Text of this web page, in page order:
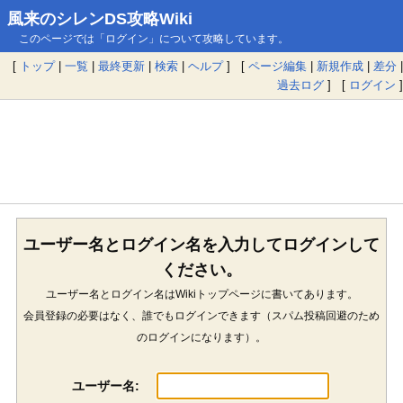
風来のシレンDS攻略Wiki
このページでは「ログイン」について攻略しています。
[ トップ| 一覧 | 最終更新 | 検索 | ヘルプ] [ ページ編集 | 新規作成 | 差分 |
過去ログ ] [ ログイン ]
ユーザー名とログイン名を入力してログインして
ください。
ユーザー名とログイン名はWikiトップページに書いてあります。
会員登録の必要はなく、誰でもログインできます（スパム投稿回避のため
のログインになります）。
ユーザー名: